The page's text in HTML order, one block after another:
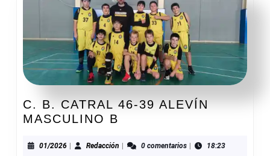
C. B. CATRAL 46-39 ALEVÍN
MASCULINO B
CATRAL
01/202601/2026
| Redacción Redacción
| 0 comentarios | 18:23